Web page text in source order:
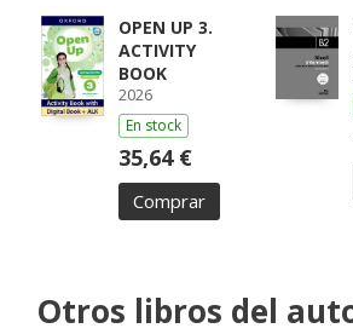
ELENA / ECHEVA
OPEN UP 3.
ACTIVITY
BOOK
2026
En stock
35,64 €
Comprar
Otros libros del